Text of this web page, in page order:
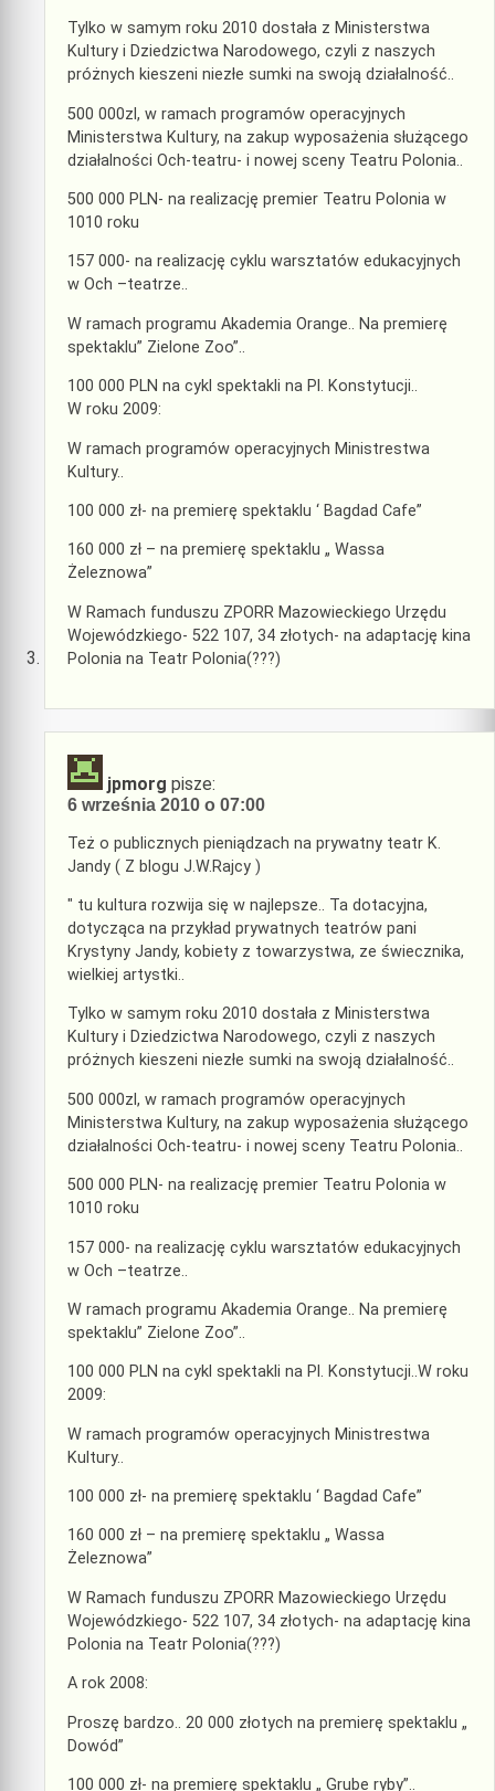
Tylko w samym roku 2010 dostała z Ministerstwa
Kultury i Dziedzictwa Narodowego, czyli z naszych
próżnych kieszeni niezłe sumki na swoją działalność..
500 000zl, w ramach programów operacyjnych
Ministerstwa Kultury, na zakup wyposażenia służącego
działalności Och-teatru- i nowej sceny Teatru Polonia..
500 000 PLN- na realizację premier Teatru Polonia w
1010 roku
157 000- na realizację cyklu warsztatów edukacyjnych
w Och –teatrze..
W ramach programu Akademia Orange.. Na premierę
spektaklu” Zielone Zoo”..
100 000 PLN na cykl spektakli na Pl. Konstytucji..
W roku 2009:
W ramach programów operacyjnych Ministrestwa
Kultury..
100 000 zł- na premierę spektaklu ‘ Bagdad Cafe”
160 000 zł – na premierę spektaklu „ Wassa
Żeleznowa”
W Ramach funduszu ZPORR Mazowieckiego Urzędu
Wojewódzkiego- 522 107, 34 złotych- na adaptację kina
Polonia na Teatr Polonia(???)
jpmorg pisze:
6 września 2010 o 07:00
Też o publicznych pieniądzach na prywatny teatr K.
Jandy ( Z blogu J.W.Rajcy )
" tu kultura rozwija się w najlepsze.. Ta dotacyjna,
dotycząca na przykład prywatnych teatrów pani
Krystyny Jandy, kobiety z towarzystwa, ze świecznika,
wielkiej artystki..
Tylko w samym roku 2010 dostała z Ministerstwa
Kultury i Dziedzictwa Narodowego, czyli z naszych
próżnych kieszeni niezłe sumki na swoją działalność..
500 000zl, w ramach programów operacyjnych
Ministerstwa Kultury, na zakup wyposażenia służącego
działalności Och-teatru- i nowej sceny Teatru Polonia..
500 000 PLN- na realizację premier Teatru Polonia w
1010 roku
157 000- na realizację cyklu warsztatów edukacyjnych
w Och –teatrze..
W ramach programu Akademia Orange.. Na premierę
spektaklu” Zielone Zoo”..
100 000 PLN na cykl spektakli na Pl. Konstytucji..W roku
2009:
W ramach programów operacyjnych Ministrestwa
Kultury..
100 000 zł- na premierę spektaklu ‘ Bagdad Cafe”
160 000 zł – na premierę spektaklu „ Wassa
Żeleznowa”
W Ramach funduszu ZPORR Mazowieckiego Urzędu
Wojewódzkiego- 522 107, 34 złotych- na adaptację kina
Polonia na Teatr Polonia(???)
A rok 2008:
Proszę bardzo.. 20 000 złotych na premierę spektaklu „
Dowód”
100 000 zł- na premierę spektaklu „ Grube ryby”..